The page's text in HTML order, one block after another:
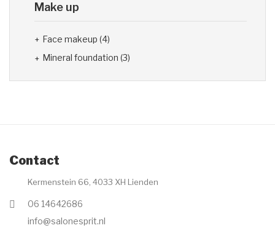
Make up
Face makeup (4)
Mineral foundation (3)
Contact
Kermenstein 66, 4033 XH Lienden
06 14642686
info@salonesprit.nl